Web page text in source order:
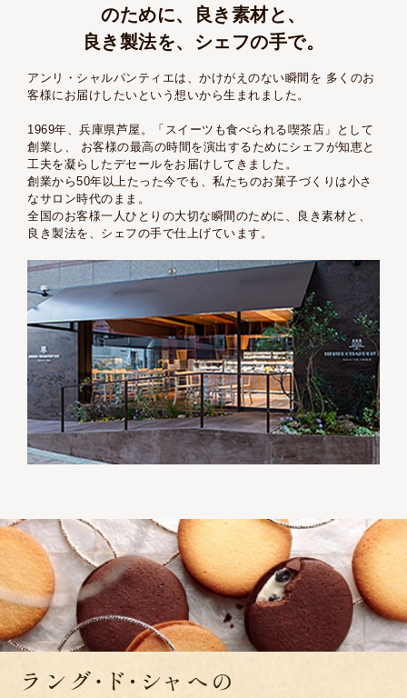
のために、
良き素材と、
良き製法を、シェフの手で。
アンリ・シャルパンティエは、かけがえのない瞬間を 多くのお
客様にお届けしたいという想いから生まれました。
1969年、兵庫県芦屋。「スイーツも食べられる喫茶店」として
創業し、
お客様の最高の時間を演出するためにシェフが知恵と
工夫を凝らしたデセールをお届けしてきました。
創業から50年以上たった今でも、私たちのお菓子づくりは小さ
なサロン時代のまま。
全国のお客様一人ひとりの大切な瞬間のために、良き素材と、
良き製法を、シェフの手で仕上げています。